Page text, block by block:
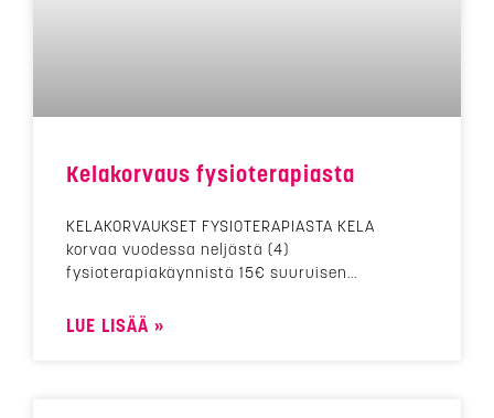
Kelakorvaus fysioterapiasta
KELAKORVAUKSET FYSIOTERAPIASTA KELA
korvaa vuodessa neljästä (4)
fysioterapiakäynnistä 15€ suuruisen
LUE LISÄÄ »